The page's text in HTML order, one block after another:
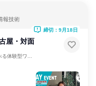
報技術
屋・対面
締切：9月18日